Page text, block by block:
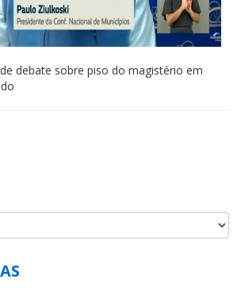
debate sobre piso do magistério em